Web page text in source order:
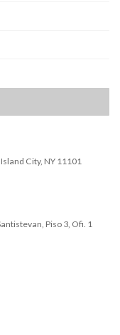
City, NY 11101
Piso 3, Ofi. 1